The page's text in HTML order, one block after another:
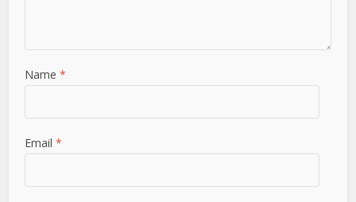
Name*
Email*